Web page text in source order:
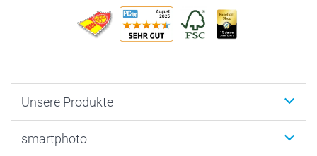
Unsere Produkte
Fotogeschenke
smartphoto